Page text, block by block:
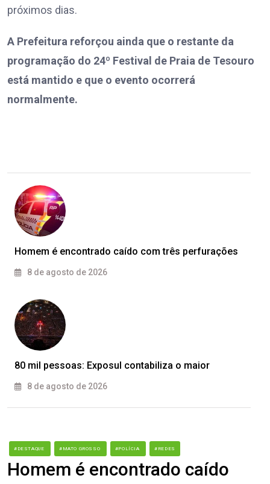
próximos dias.
A Prefeitura reforçou ainda que o restante da
programação do 24º Festival de Praia de Tesouro
está mantido e que o evento ocorrerá
normalmente.
Homem é encontrado caído com três perfurações
8 de agosto de 2026
80 mil pessoas: Exposul contabiliza o maior
8 de agosto de 2026
#DESTAQUE #MATO GROSSO #POLÍCIA #REDES
Homem é encontrado caído